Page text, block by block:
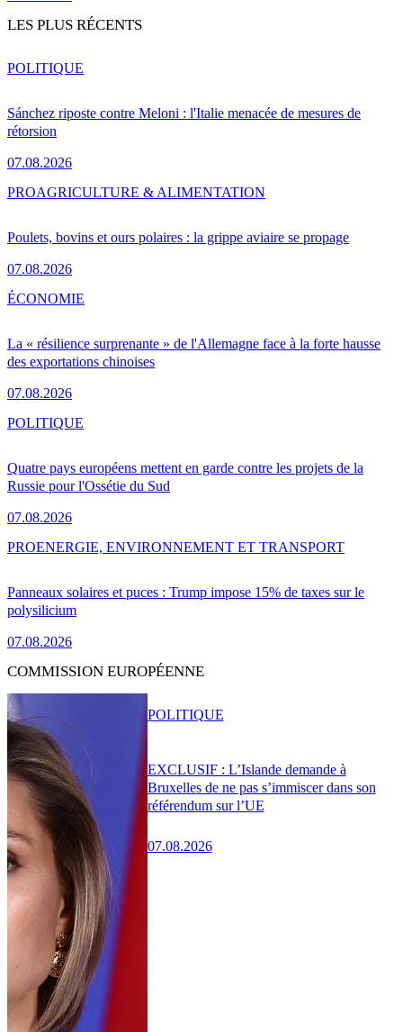
LES PLUS RÉCENTS
Sánchez riposte contre Meloni : l'Italie menacée de mesures de
rétorsion
07.08.2026
POLITIQUE
Poulets, bovins et ours polaires : la grippe aviaire se propage
07.08.2026
PROAGRICULTURE & ALIMENTATION
La « résilience surprenante » de l'Allemagne face à la forte hausse
des exportations chinoises
07.08.2026
ÉCONOMIE
Quatre pays européens mettent en garde contre les projets de la
Russie pour l'Ossétie du Sud
07.08.2026
POLITIQUE
Panneaux solaires et puces : Trump impose 15% de taxes sur le
polysilicium
07.08.2026
PROENERGIE, ENVIRONNEMENT ET TRANSPORT
COMMISSION EUROPÉENNE
EXCLUSIF : L’Islande demande à
Bruxelles de ne pas s’immiscer dans son
référendum sur l’UE
07.08.2026
POLITIQUE